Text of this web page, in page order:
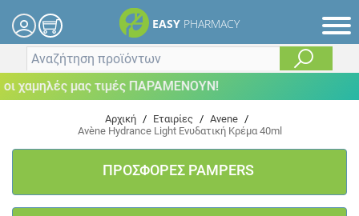
EASY PHARMACY
μας τιμές ΠΑΡΑΜΕΝΟΥΝ!
Αρχική / Εταιρίες / Avene /
Avène Hydrance Light Ενυδατική Κρέμα 40ml
ΠΡΟΣΦΟΡΕΣ PAMPERS